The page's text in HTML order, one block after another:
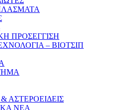
ΠΡΟΣΕΓΓΙΣΗ
– ΒΙΟΤΣΙΠ
ΑΣΤΕΡΟΕΙΔΕΙΣ
ΝΕΑ